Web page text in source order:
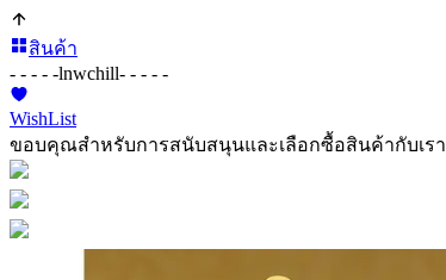
สินค้า
- - - - -lnwchill- - - - -
WishList
ขอบคุณสำหรับการสนับสนุนและเลือกซื้อสินค้ากับเรา